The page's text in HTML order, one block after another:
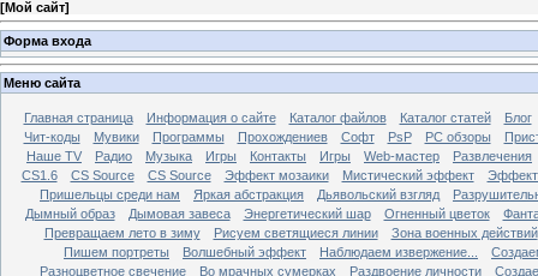
[Мой сайт]
Форма входа
Меню сайта
Главная страница Информация о сайте Каталог файлов Каталог статей
Блог
Чит-коды
Мувики Программы Прохождениев Софт PsP PC обзоры
Наше TV
Радио Музыка Игры Контакты Игры Web-мастер
Развлечения
CS1.6
CS Source CS Source Эффект мозаики Мистический эффект
Эффект
Пришельцы среди нам
Яркая абстракция Дьявольский взгляд
Дымный образ
Дымовая завеса Энергетический шар Огненный цветок
Превращаем лето в зиму
Рисуем светящиеся линии
Зона военных действий
Пишем портреты
Волшебный эффект Наблюдаем извержение...
Разноцветное свечение
Во мрачных сумерках Раздвоение личности